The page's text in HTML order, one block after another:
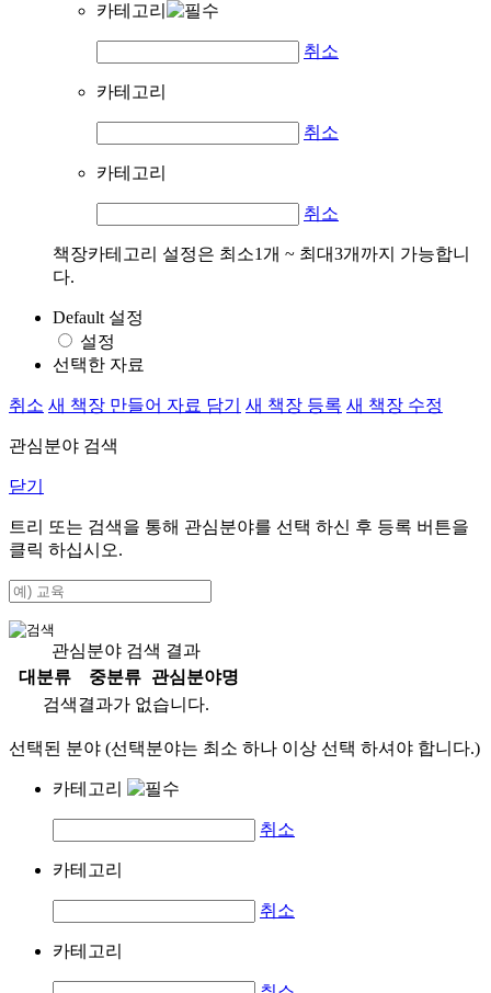
카테고리
취소
카테고리
취소
카테고리
취소
책장카테고리 설정은 최소1개 ~ 최대3개까지 가능합니
다.
Default 설정
설정
선택한 자료
취소 새 책장 만들어 자료 담기 새 책장 등록 새 책장 수정
관심분야 검색
닫기
트리 또는 검색을 통해 관심분야를 선택 하신 후 등록 버튼을
클릭 하십시오.
관심분야 검색 결과
대분류
중분류
관심분야명
검색결과가 없습니다.
선택된 분야 (선택분야는 최소 하나 이상 선택 하셔야 합니다.)
카테고리
취소
카테고리
취소
카테고리